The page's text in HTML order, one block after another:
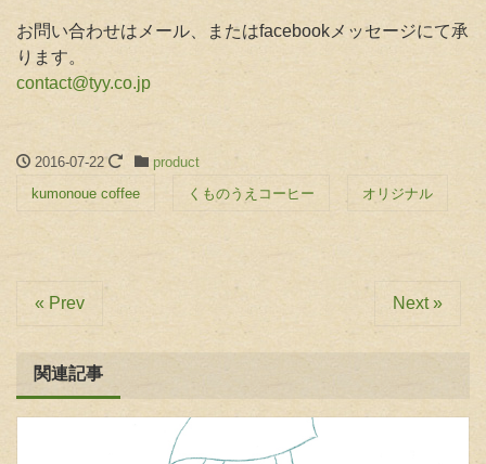
お問い合わせはメール、またはfacebookメッセージにて承
ります。
contact@tyy.co.jp
2016-07-22
product
kumonoue coffee
くものうえコーヒー オリジナル
« Prev Next »
関連記事